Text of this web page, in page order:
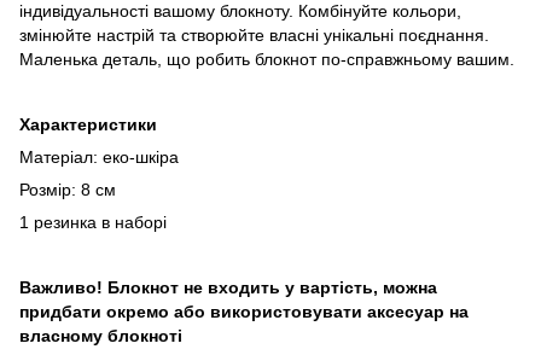
індивідуальності вашому блокноту. Комбінуйте кольори,
змінюйте настрій та створюйте власні унікальні поєднання.
Маленька деталь, що робить блокнот по-справжньому вашим.
Характеристики
Матеріал: еко-шкіра
Розмір: 8 см
1 резинка в наборі
Важливо! Блокнот не входить у вартість, можна
придбати окремо або використовувати аксесуар на
власному блокноті